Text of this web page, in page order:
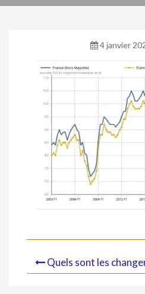
4 janvier
Quels sont les